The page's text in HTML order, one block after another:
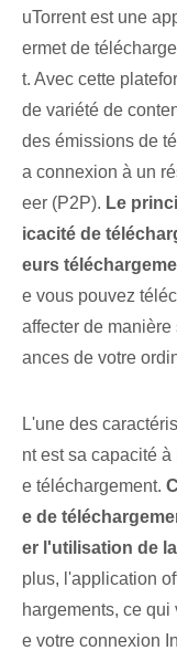
uTorrent est une
ermet de
t. Avec cette
de variété de
des émissions de
a connexion à un
eer (P2P). Le
icacité de
eurs
e vous pouvez
affecter de
ances de votre
L'une des
nt est sa capacité
e téléchargement.
e de
er l'utilisation de
plus,⁢ l'application
hargements, ce
e votre connexion